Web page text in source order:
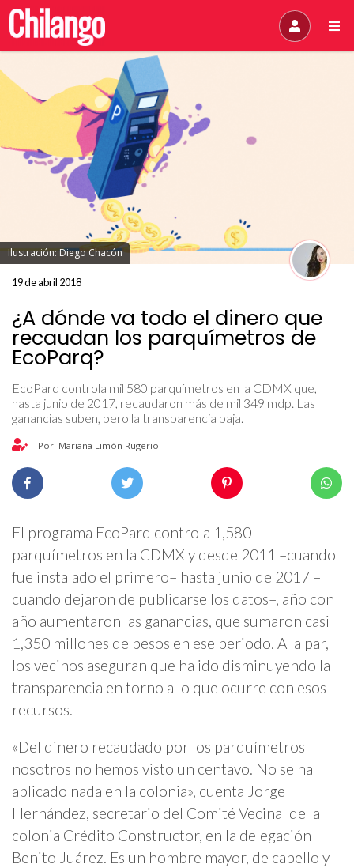
Ilustración: Diego Chacón
19 de abril 2018
¿A dónde va todo el dinero que
recaudan los parquímetros de
EcoParq?
EcoParq controla mil 580 parquímetros en la CDMX que,
hasta junio de 2017, recaudaron más de mil 349 mdp. Las
ganancias suben, pero la transparencia baja.
Por: Mariana Limón Rugerio
El programa EcoParq controla 1,580
parquímetros en la CDMX y desde 2011 –cuando
fue instalado el primero– hasta junio de 2017 –
cuando dejaron de publicarse los datos–, año con
año aumentaron las ganancias, que sumaron casi
1,350 millones de pesos en ese periodo. A la par,
los vecinos aseguran que ha ido disminuyendo la
transparencia en torno a lo que ocurre con esos
recursos.
«Del dinero recaudado por los parquímetros
nosotros no hemos visto un centavo. No se ha
aplicado nada en la colonia», cuenta Jorge
Hernández, secretario del Comité Vecinal de la
colonia Crédito Constructor, en la delegación
Benito Juárez. Es un hombre mayor, de cabello y